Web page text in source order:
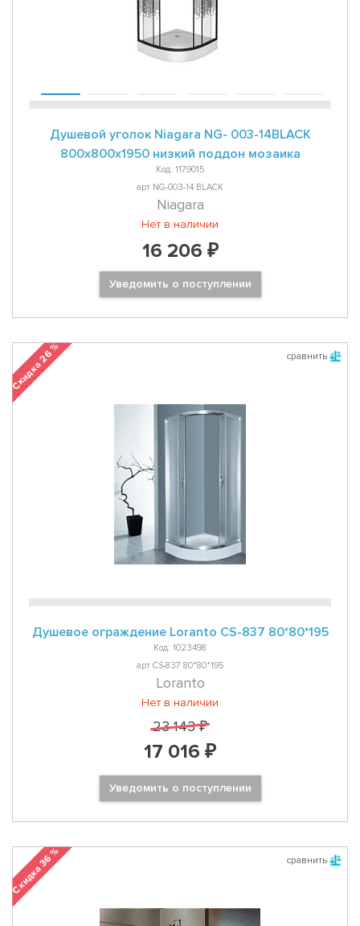
Душевой уголок Niagara NG- 003-14BLACK
800х800х1950 низкий поддон мозаика
Код: 1179015
арт NG-003-14 BLACK
Niagara
Нет в наличии
16 206 ₽
Уведомить о поступлении
сравнить
Скидка 26 %
Душевое ограждение Loranto CS-837 80*80*195
Код: 1023498
арт CS-837 80*80*195
Loranto
Нет в наличии
23 143 ₽
17 016 ₽
Уведомить о поступлении
сравнить
Скидка 36 %